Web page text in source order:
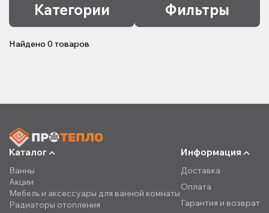
Категории Фильтры
Найдено0товаров
Каталог
Ванны
Акции
Мебель и аксессуары для ванной комнаты
Радиаторы отопления
Информация
Доставка
Оплата
Гарантия и возврат